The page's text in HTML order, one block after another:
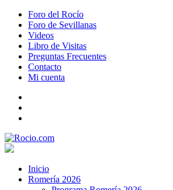
Foro del Rocío
Foro de Sevillanas
Videos
Libro de Visitas
Preguntas Frecuentes
Contacto
Mi cuenta
Inicio
Romería 2026